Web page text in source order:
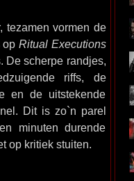
tezamen vormen de
op Ritual Executions
De scherpe randjes,
riffs, de
en de uitstekende
Dit is zo`n parel
minuten durende
op kritiek stuiten.